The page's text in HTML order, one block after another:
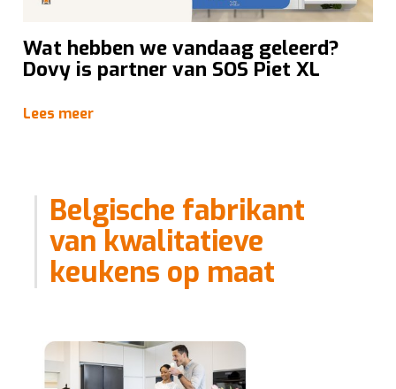
Wat hebben we vandaag geleerd?
Dovy is partner van SOS Piet XL
Lees meer
Belgische fabrikant
van kwalitatieve
keukens op maat